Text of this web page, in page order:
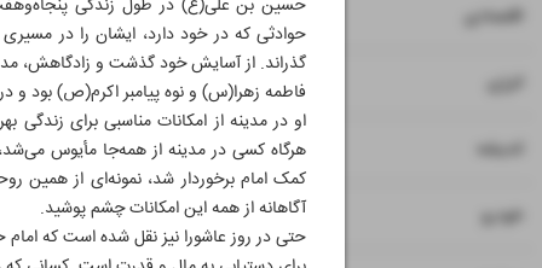
حسین بن علی(ع) در طول زندگی
حوادثی که در خود دارد، ایشان را در
گذراند. از آسایش خود گذشت و زادگاهش،
فاطمه زهرا(س) و نوه پیامبر اکرم(ص) بود و در
او در مدینه از امکانات مناسبی برای
هرگاه کسی در مدینه از همه‌جا مأیوس
کمک امام برخوردار شد، نمونه‌ای از همین
آگاهانه از همه این امکانات چشم پوشید.
حتی در روز عاشورا نیز نقل شده است که
اقتصادی ۷
انرژی ۸
اندیشه ۹
خودرو ۱۰